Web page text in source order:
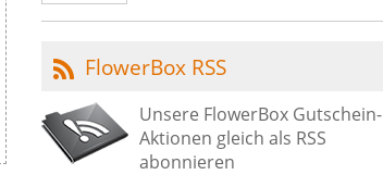
FlowerBox RSS
Unsere FlowerBox Gutschein-
Aktionen gleich als RSS
abonnieren